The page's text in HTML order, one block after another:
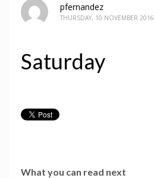
pfernandez
THURSDAY, 10 NOVEMBER 2016
Saturday
What you can read next